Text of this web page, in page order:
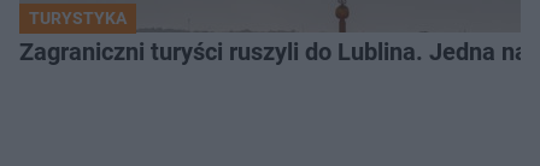
TURYSTYKA
Zagraniczni turyści ruszyli do Lublina. Jedna